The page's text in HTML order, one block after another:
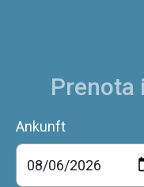
Prenota
Ankunft